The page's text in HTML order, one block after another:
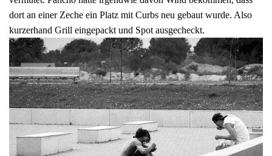
dort an einer Zeche ein Platz mit Curbs neu gebaut wurde. Also
kurzerhand Grill eingepackt und Spot ausgecheckt.